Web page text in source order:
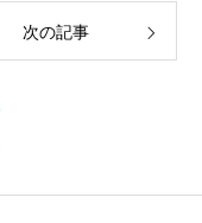
院長のコラム
次の記事